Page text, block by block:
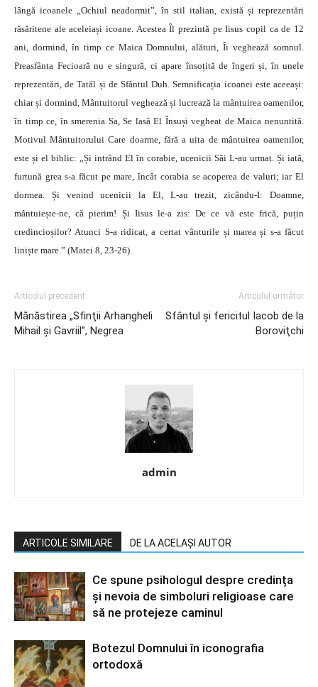
lângă icoanele „Ochiul neadormit”, în stil italian, există și reprezentări
răsăritene ale aceleiași icoane. Acestea Îl prezintă pe Iisus copil ca de 12
ani, dormind, în timp ce Maica Domnului, alături, Îi veghează somnul.
Preasfânta Fecioară nu e singură, ci apare însoțită de îngeri și, în unele
reprezentări, de Tatăl și de Sfântul Duh. Semnificația icoanei este aceeași:
chiar și dormind, Mântuitorul veghează și lucrează la mântuirea oamenilor,
în timp ce, în smerenia Sa, Se lasă El Însuși vegheat de Maica nenuntită.
Motivul Mântuitorului Care doarme, fără a uita de mântuirea oamenilor,
este și el biblic: „Și intrând El în corabie, ucenicii Săi L-au urmat. Și iată,
furtună grea s-a făcut pe mare, încât corabia se acoperea de valuri; iar El
dormea. Și venind ucenicii la El, L-au trezit, zicându-I: Doamne,
mântuiește-ne, că pierim! Și Iisus le-a zis: De ce vă este frică, puțin
credincioșilor? Atunci S-a ridicat, a certat vânturile și marea și s-a făcut
liniște mare.” (Matei 8, 23-26)
Articolul precedent
Mănăstirea „Sfinţii Arhangheli
Mihail şi Gavriil”, Negrea
Articolul următor
Sfântul şi fericitul Iacob de la
Boroviţchi
admin
ARTICOLE SIMILARE DE LA ACELAȘI AUTOR
Ce spune psihologul despre credința
și nevoia de simboluri religioase care
să ne protejeze caminul
Botezul Domnului în iconografia
ortodoxă